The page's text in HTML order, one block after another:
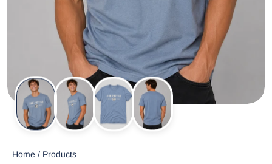
Home / Products